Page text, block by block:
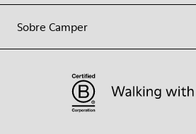
Sobre Camper